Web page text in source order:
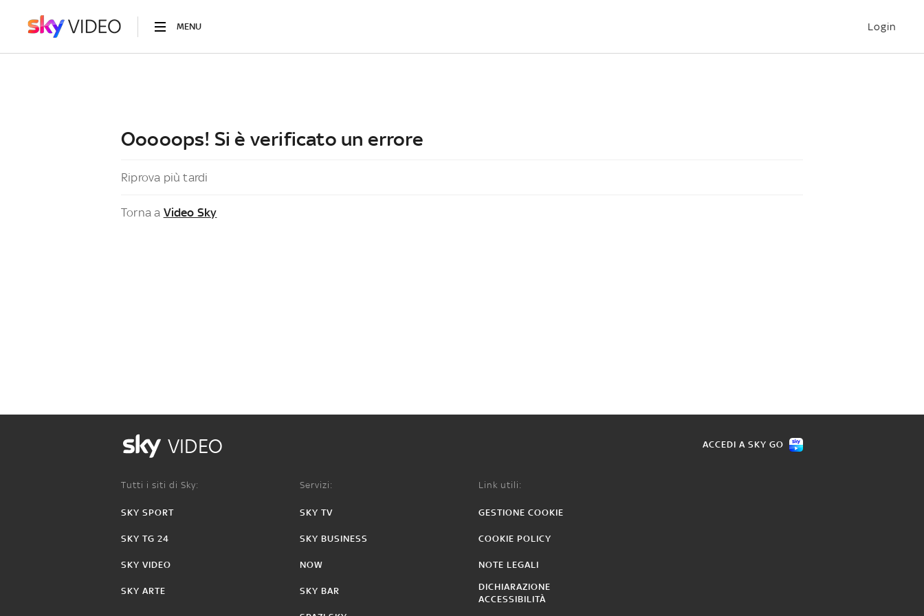
MENU Login
Ooooops! Si è verificato un errore
Riprova più tardi
Torna a Video Sky
VIDEO ACCEDI A SKY GO
Tutti i siti di Sky:
SKY SPORT
SKY TG 24
SKY VIDEO
SKY ARTE
Servizi:
SKY TV
SKY BUSINESS
NOW
SKY BAR
Link utili:
GESTIONE COOKIE
COOKIE POLICY
NOTE LEGALI
DICHIARAZIONE
ACCESSIBILITÀ